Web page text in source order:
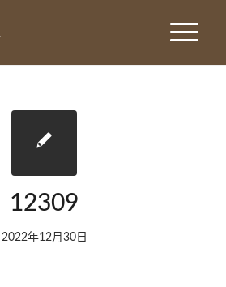
12309
2022年12月30日